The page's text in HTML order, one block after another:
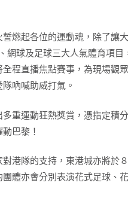
燃起各位的運動魂，除了
網球及足球三大人氣體育
程直播焦點賽事，為現場觀
吶喊助威打氣。
重運動狂熱獎賞，憑指定
巴黎！
港隊的支持，東港城亦將於
體亦會分別表演花式足球